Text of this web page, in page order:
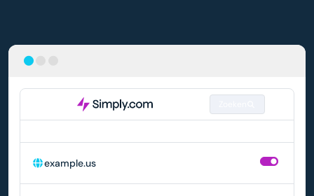
example.us